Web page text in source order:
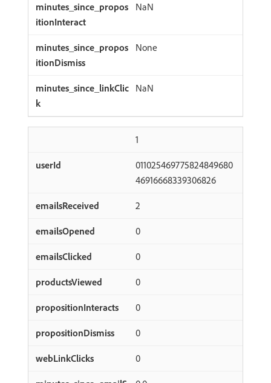
NaN
None
NaN
1
011025469775824849680
46916668339306826
2
0
0
0
0
0
0